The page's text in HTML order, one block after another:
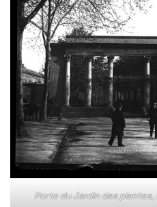
Porte du Jardin des plantes,